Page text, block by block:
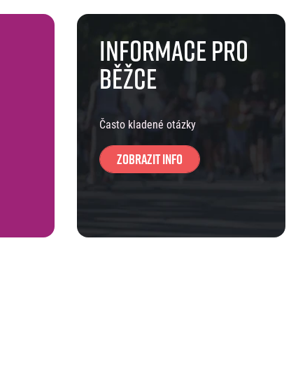
Informace pro
běžce
Často kladené otázky
Zobrazit info